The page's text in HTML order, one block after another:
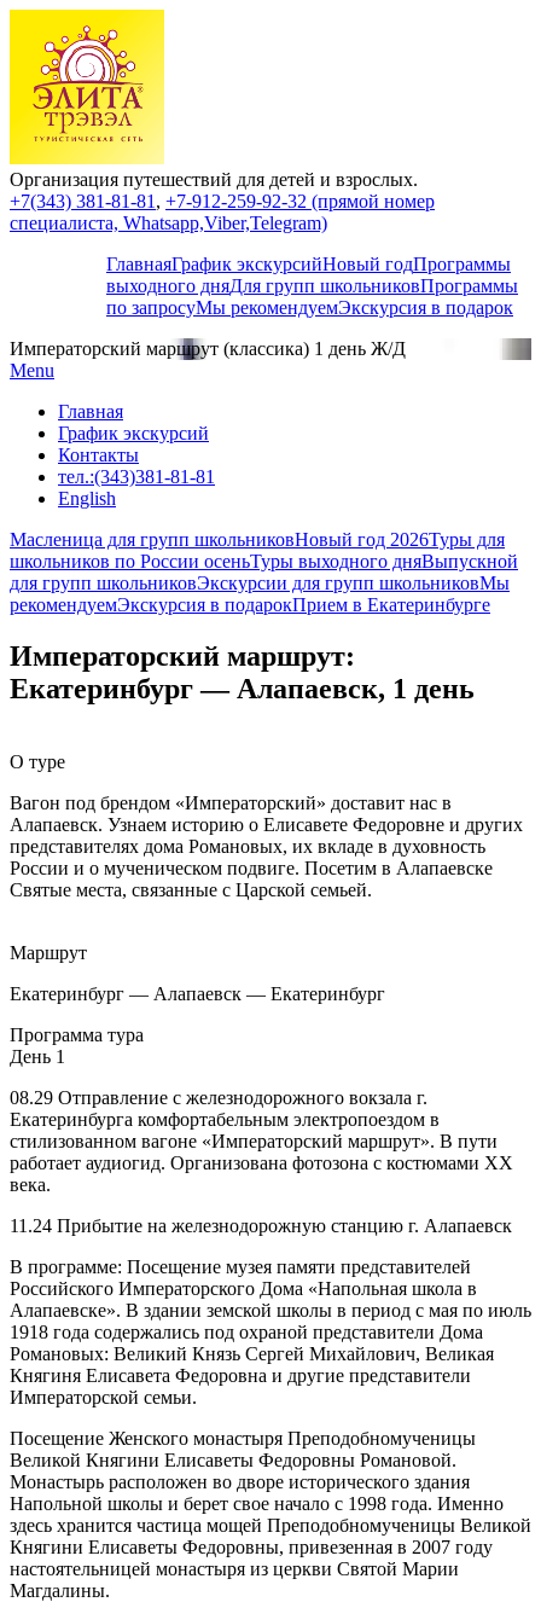
Организация путешествий для детей и взрослых.
+7(343) 381-81-81 , +7-912-259-92-32 (прямой номер
специалиста, Whatsapp,Viber,Telegram)
ГлавнаяГрафик экскурсийНовый годПрограммы
выходного дняДля групп школьниковПрограммы
по запросуМы рекомендуемЭкскурсия в подарок
Императорский маршрут (классика) 1 день Ж/Д
Menu
Главная
График экскурсий
Контакты
тел.:(343)381-81-81
English
Масленица для групп школьниковНовый год 2026Туры для
школьников по России осеньТуры выходного дняВыпускной
для групп школьниковЭкскурсии для групп школьниковМы
рекомендуемЭкскурсия в подарокПрием в Екатеринбурге
Императорский маршрут:
Екатеринбург — Алапаевск, 1 день
О туре
Вагон под брендом «Императорский» доставит нас в
Алапаевск. Узнаем историю о Елисавете Федоровне и других
представителях дома Романовых, их вкладе в духовность
России и о мученическом подвиге. Посетим в Алапаевске
Святые места, связанные с Царской семьей.
Маршрут
Екатеринбург — Алапаевск — Екатеринбург
Программа тура
День 1
08.29 Отправление с железнодорожного вокзала г.
Екатеринбурга комфортабельным электропоездом в
стилизованном вагоне «Императорский маршрут». В пути
работает аудиогид. Организована фотозона с костюмами ХХ
века.
11.24 Прибытие на железнодорожную станцию г. Алапаевск
В программе: Посещение музея памяти представителей
Российского Императорского Дома «Напольная школа в
Алапаевске». В здании земской школы в период с мая по июль
1918 года содержались под охраной представители Дома
Романовых: Великий Князь Сергей Михайлович, Великая
Княгиня Елисавета Федоровна и другие представители
Императорской семьи.
Посещение Женского монастыря Преподобномученицы
Великой Княгини Елисаветы Федоровны Романовой.
Монастырь расположен во дворе исторического здания
Напольной школы и берет свое начало с 1998 года. Именно
здесь хранится частица мощей Преподобномученицы Великой
Княгини Елисаветы Федоровны, привезенная в 2007 году
настоятельницей монастыря из церкви Святой Марии
Магдалины.